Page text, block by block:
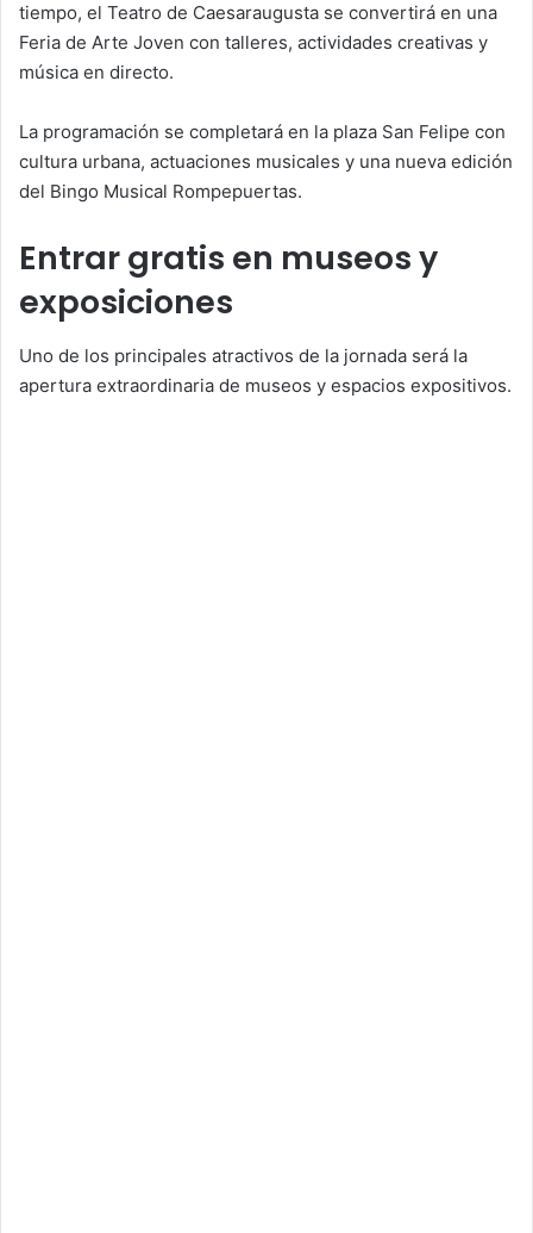
tiempo, el Teatro de Caesaraugusta se convertirá en una
Feria de Arte Joven con talleres, actividades creativas y
música en directo.
La programación se completará en la plaza San Felipe con
cultura urbana, actuaciones musicales y una nueva edición
del Bingo Musical Rompepuertas.
Entrar gratis en museos y
exposiciones
Uno de los principales atractivos de la jornada será la
apertura extraordinaria de museos y espacios expositivos.